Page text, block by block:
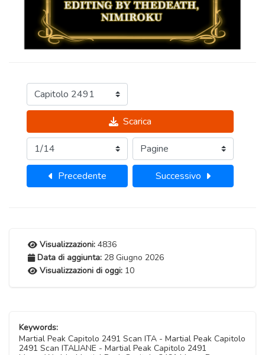
Scarica
Precedente Successivo
Visualizzazioni: 4836
Data di aggiunta: 28 Giugno 2026
Visualizzazioni di oggi: 10
Keywords:
Martial Peak Capitolo 2491 Scan ITA - Martial Peak Capitolo
2491 Scan ITALIANE - Martial Peak Capitolo 2491